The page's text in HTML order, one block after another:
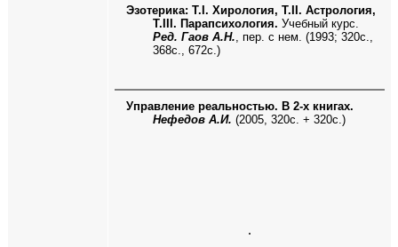
Эзотерика: Т.I. Хирология, Т.II. Астрология,
Т.III. Парапсихология. Учебный курс.
Ред. Гаов А.Н., пер. с нем. (1993; 320с.,
368с., 672с.)
Управление реальностью. В 2-х книгах.
Нефедов А.И. (2005, 320с. + 320с.)
.